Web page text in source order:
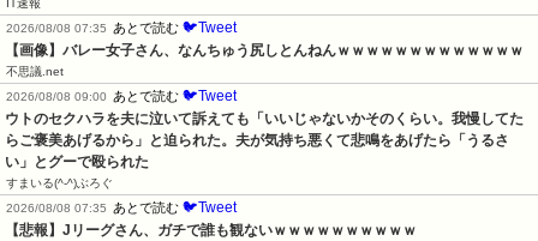
IT速報
2026/08/08 07:35
あとで読む 🐦Tweet
【画像】バレー女子さん、なんちゅう尻しとんねんｗｗｗｗｗｗｗｗｗｗｗｗｗ
不思議.net
2026/08/08 09:00
あとで読む 🐦Tweet
ウトのセクハラを夫に泣いて訴えても「いいじゃないかそのくらい。我慢してた
らご褒美あげるから」と迫られた。夫が気持ち悪くて悲鳴をあげたら「うるさ
い」とグーで殴られた
すまいる(^-^)ぶろぐ
2026/08/08 07:35
あとで読む 🐦Tweet
【悲報】Jリーグさん、ガチで誰も観ないｗｗｗｗｗｗｗｗｗｗ